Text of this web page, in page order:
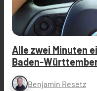
Alle zwei Minuten
Baden-
Benjamin Resetz